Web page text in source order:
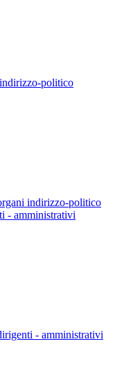
politico
indirizzo-politico
- amministrativi
- amministrativi